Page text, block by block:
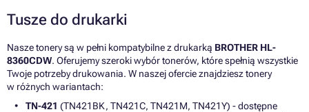
Tusze do drukarki
Nasze tonery są w pełni kompatybilne z drukarką BROTHER HL-
8360CDW. Oferujemy szeroki wybór tonerów, które spełnią wszystkie
Twoje potrzeby drukowania. W naszej ofercie znajdziesz tonery
w różnych wariantach:
TN-421 (TN421BK, TN421C, TN421M, TN421Y) - dostępne